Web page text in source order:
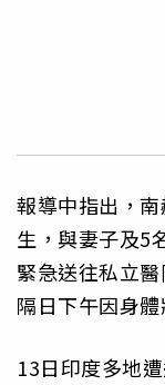
報導中指出，
生，與妻子及5
緊急送往私立
隔日下午因身
13日印度多地